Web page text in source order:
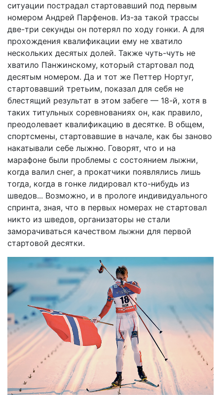
ситуации пострадал стартовавший под первым
номером Андрей Парфенов. Из-за такой трассы
две-три секунды он потерял по ходу гонки. А для
прохождения квалификации ему не хватило
нескольких десятых долей. Также чуть-чуть не
хватило Панжинскому, который стартовал под
десятым номером. Да и тот же Петтер Нортуг,
стартовавший третьим, показал для себя не
блестящий результат в этом забеге — 18-й, хотя в
таких титульных соревнованиях он, как правило,
преодолевает квалификацию в десятке. В общем,
спортсмены, стартовавшие в начале, как бы заново
накатывали себе лыжню. Говорят, что и на
марафоне были проблемы с состоянием лыжни,
когда валил снег, а прокатчики появлялись лишь
тогда, когда в гонке лидировал кто-нибудь из
шведов... Возможно, и в прологе индивидуального
спринта, зная, что в первых номерах не стартовал
никто из шведов, организаторы не стали
заморачиваться качеством лыжни для первой
стартовой десятки.